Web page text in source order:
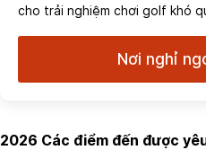
cho trải nghiệm chơi golf khó
Nơi nghỉ
2026 Các điểm đến được